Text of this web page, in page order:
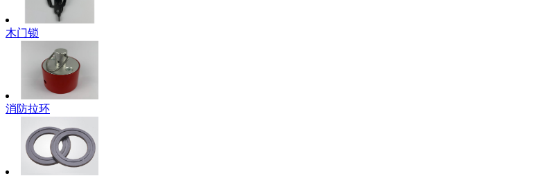
木门锁
消防拉环